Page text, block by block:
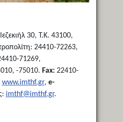
30, Τ.Κ. 43100,
24410-72263,
71269,
-75010. Fax:22410-
www.imthf.gr, e-
imthf@imthf.gr.